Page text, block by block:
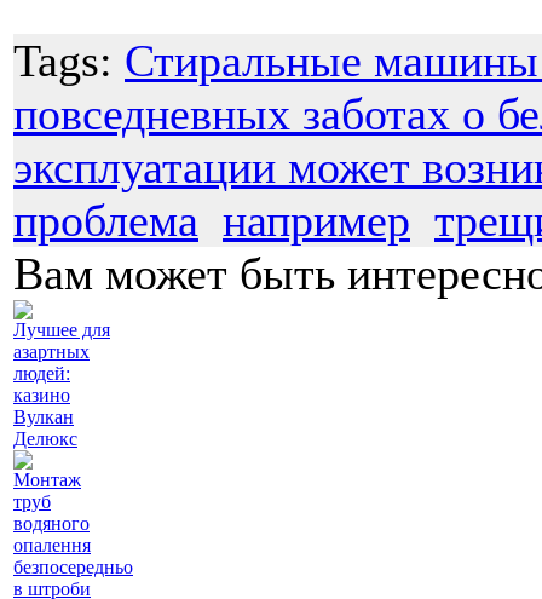
Tags: Стиральные
повседневных заботах о
эксплуатации может
проблема например
Вам может быть
Лучшее для
азартных
людей:
казино
Вулкан
Делюкс
Монтаж
труб
водяного
опалення
безпосередньо
в штроби